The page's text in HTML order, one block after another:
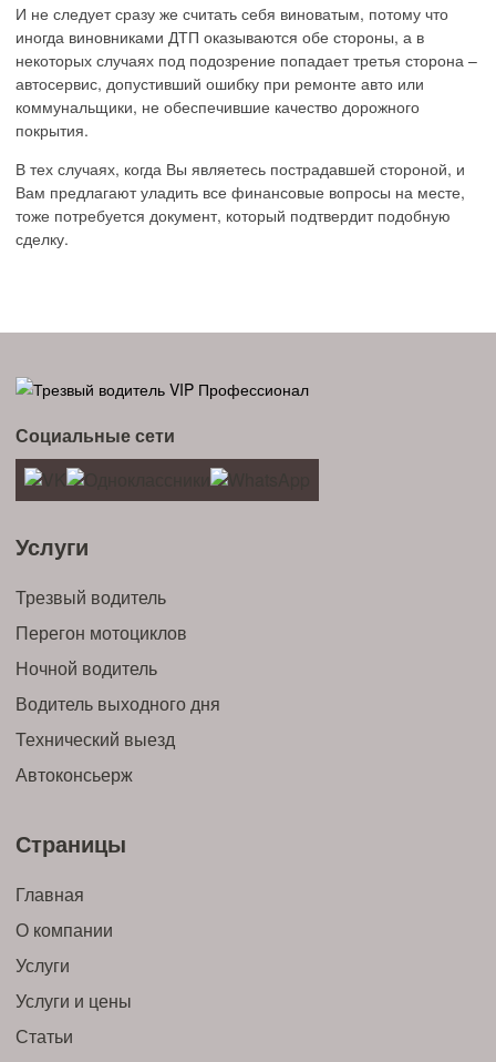
И не следует сразу же считать себя виноватым, потому что
иногда виновниками ДТП оказываются обе стороны, а в
некоторых случаях под подозрение попадает третья сторона –
автосервис, допустивший ошибку при ремонте авто или
коммунальщики, не обеспечившие качество дорожного
покрытия.
В тех случаях, когда Вы являетесь пострадавшей стороной, и
Вам предлагают уладить все финансовые вопросы на месте,
тоже потребуется документ, который подтвердит подобную
сделку.
Социальные сети
Услуги
Трезвый водитель
Перегон мотоциклов
Ночной водитель
Водитель выходного дня
Технический выезд
Автоконсьерж
Страницы
Главная
О компании
Услуги
Услуги и цены
Статьи